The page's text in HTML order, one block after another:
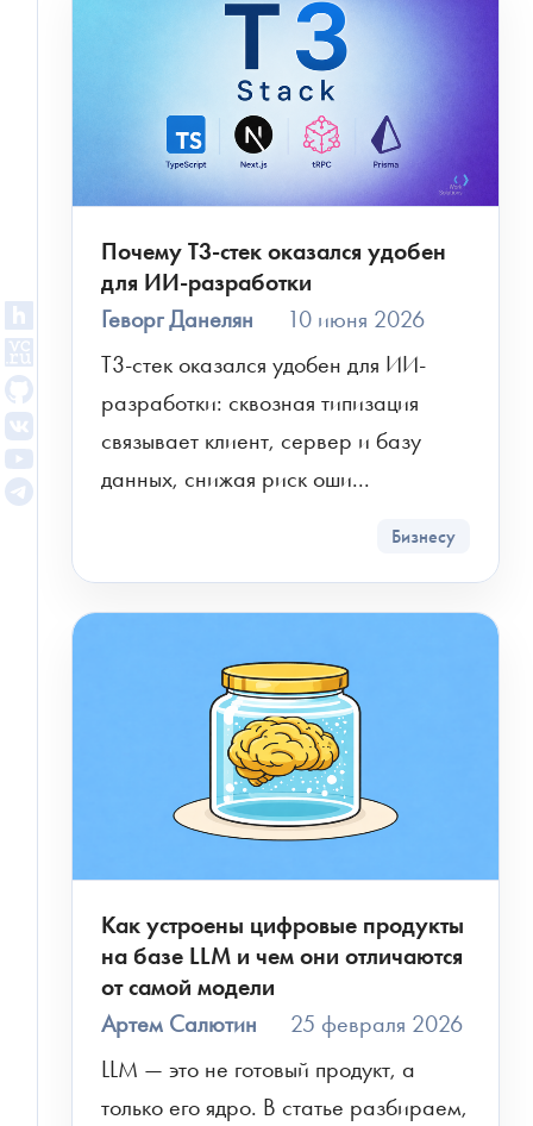
Авторизация
Почему T3-стек оказался удобен
для ИИ-разработки
Геворг Данелян
10 июня 2026
T3-стек оказался удобен для ИИ-
разработки: сквозная типизация
связывает клиент, сервер и базу
данных, снижая риск оши...
Бизнесу
Как устроены цифровые продукты
на базе LLM и чем они отличаются
от самой модели
Артем Салютин
25 февраля 2026
LLM — это не готовый продукт, а
только его ядро. В статье разбираем,